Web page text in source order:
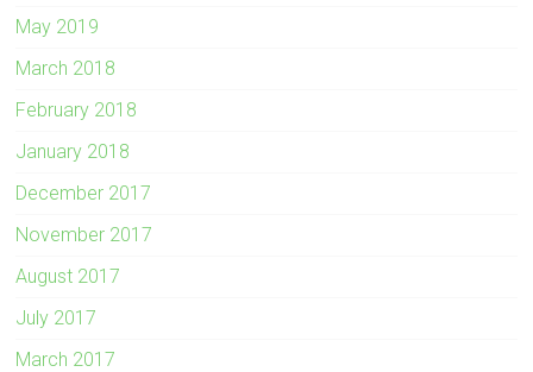
May 2019
March 2018
February 2018
January 2018
December 2017
November 2017
August 2017
July 2017
March 2017